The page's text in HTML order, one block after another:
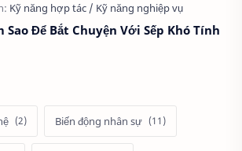
Sao Để Bắt Chuyện Với Sếp Khó Tính
Biến động nhân sự